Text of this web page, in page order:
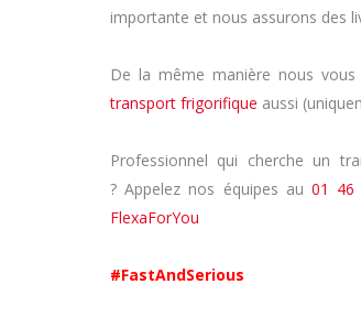
importante et nous assurons des
De la même manière nous
transport frigorifique aussi
Professionnel qui cherche un
? Appelez nos équipes au 01 46
FlexaForYou
#FastAndSerious